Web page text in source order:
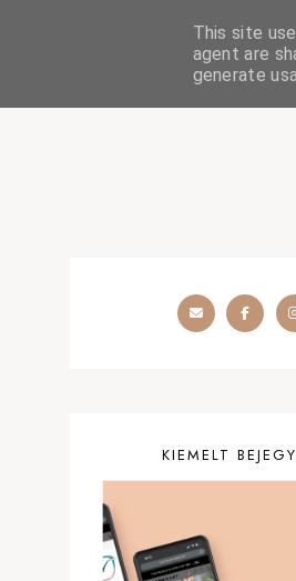
SZÉPSÉGÁPOLÁS
KIEMELT
This site
agent are
generate